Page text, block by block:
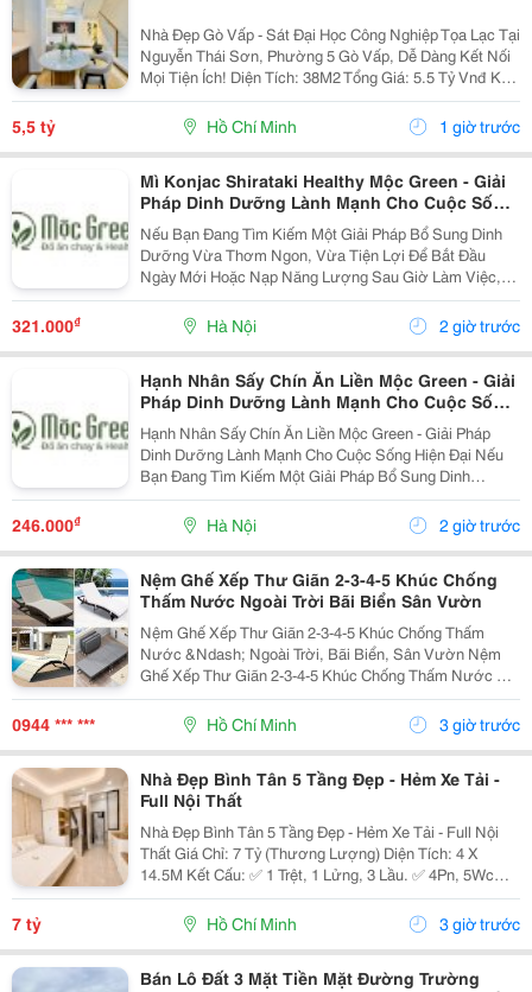
Nhà Đẹp Gò Vấp - Sát Đại Học Công Nghiệp Tọa Lạc Tại
Nguyễn Thái Sơn, Phường 5 Gò Vấp, Dễ Dàng Kết Nối
Mọi Tiện Ích! Diện Tích: 38M2 Tổng Giá: 5.5 Tỷ Vnđ Kết
Cấu: Nhà 1 Trệt 2 Lầu Kiên Cố, 3Pn, 3Wc, Ban Công,
Sân Thượng Thoáng Mát, Sẵn Sàng Dọn...
5,5 tỷ Hồ Chí Minh 1 giờ trước
Mì Konjac Shirataki Healthy Mộc Green - Giải
Pháp Dinh Dưỡng Lành Mạnh Cho Cuộc Sống
Hiện Đại
Nếu Bạn Đang Tìm Kiếm Một Giải Pháp Bổ Sung Dinh
Dưỡng Vừa Thơm Ngon, Vừa Tiện Lợi Để Bắt Đầu
Ngày Mới Hoặc Nạp Năng Lượng Sau Giờ Làm Việc,
Thì Mì Konjac Shirataki Healthy Mộc Green Chính Là
Lựa Chọn Hoàn Hảo. Vì Sao Nên Lựa Chọn Mì Konjac...
321.000₫ Hà Nội 2 giờ trước
Hạnh Nhân Sấy Chín Ăn Liền Mộc Green - Giải
Pháp Dinh Dưỡng Lành Mạnh Cho Cuộc Sống
Hiện Đại
Hạnh Nhân Sấy Chín Ăn Liền Mộc Green - Giải Pháp
Dinh Dưỡng Lành Mạnh Cho Cuộc Sống Hiện Đại Nếu
Bạn Đang Tìm Kiếm Một Giải Pháp Bổ Sung Dinh
Dưỡng Vừa Thơm Ngon, Vừa Tiện Lợi Để Bắt Đầu
Ngày Mới Hoặc Nạp Năng Lượng Sau Giờ Làm Việc,
Thì Hạnh Nhân...
246.000₫ Hà Nội 2 giờ trước
Nệm Ghế Xếp Thư Giãn 2-3-4-5 Khúc Chống
Thấm Nước Ngoài Trời Bãi Biển Sân Vườn
Nệm Ghế Xếp Thư Giãn 2-3-4-5 Khúc Chống Thấm
Nước &Ndash; Ngoài Trời, Bãi Biển, Sân Vườn Nệm
Ghế Xếp Thư Giãn 2-3-4-5 Khúc Chống Thấm Nước Có
Nhiều Mẫu, Kích Thước, Màu Sắc Và Chất Liệu Phù
Hợp Nhu Cầu Lựa Chọn. Sản Phẩm Hoàn Thiện Tỉ Mỉ,
Bền Đẹp,...
0944 *** *** Hồ Chí Minh 3 giờ trước
Nhà Đẹp Bình Tân 5 Tầng Đẹp - Hẻm Xe Tải -
Full Nội Thất
Nhà Đẹp Bình Tân 5 Tầng Đẹp - Hẻm Xe Tải - Full Nội
Thất Giá Chỉ: 7 Tỷ (Thương Lượng) Diện Tích: 4 X
14.5M Kết Cấu: ✅ 1 Trệt, 1 Lửng, 3 Lầu. ✅ 4Pn, 5Wc
(Có Thể Bố Trí 6Pn). ✅ Phòng Thờ, Phòng Giặt, Sân
Thượng. Hẻm Xe Tải, Gần Mặt Tiền, Thuận...
7 tỷ Hồ Chí Minh 3 giờ trước
Bán Lô Đất 3 Mặt Tiền Mặt Đường Trường